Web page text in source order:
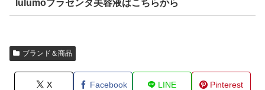
lulumoプラセンタ美容液はこちらから
ブランド＆商品
X Facebook LINE Pinterest